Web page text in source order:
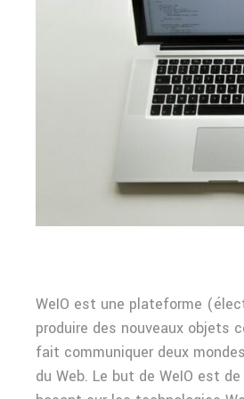
WeIO est une plateforme
produire des nouveaux objets
fait communiquer deux
du Web. Le but de WeIO est